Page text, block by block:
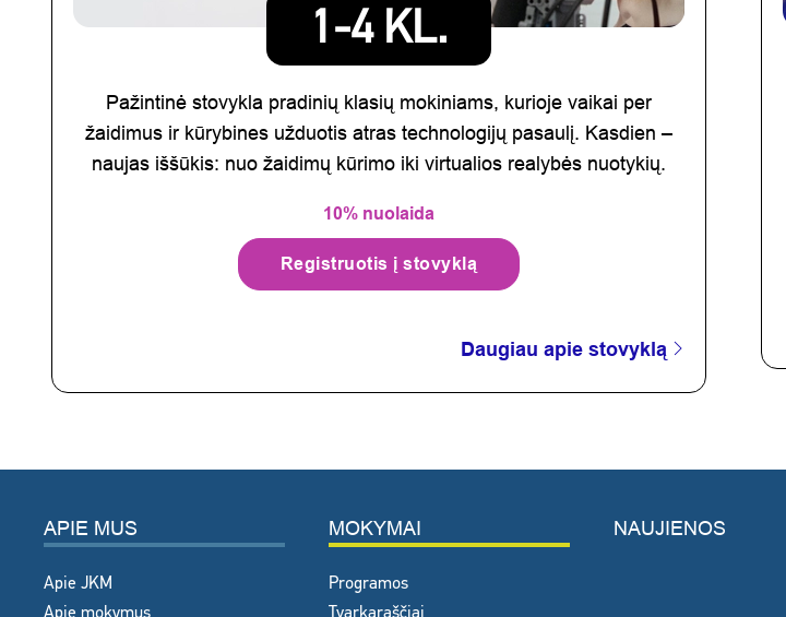
1-4 KL.
Pažintinė stovykla pradinių klasių mokiniams, kurioje vaikai per
žaidimus ir kūrybines užduotis atras technologijų pasaulį. Kasdien –
naujas iššūkis: nuo žaidimų kūrimo iki virtualios realybės nuotykių.
10% nuolaida
Registruotis į stovyklą
Daugiau apie stovyklą
APIE MUS
Apie JKM
MOKYMAI
Programos
NAUJIENOS